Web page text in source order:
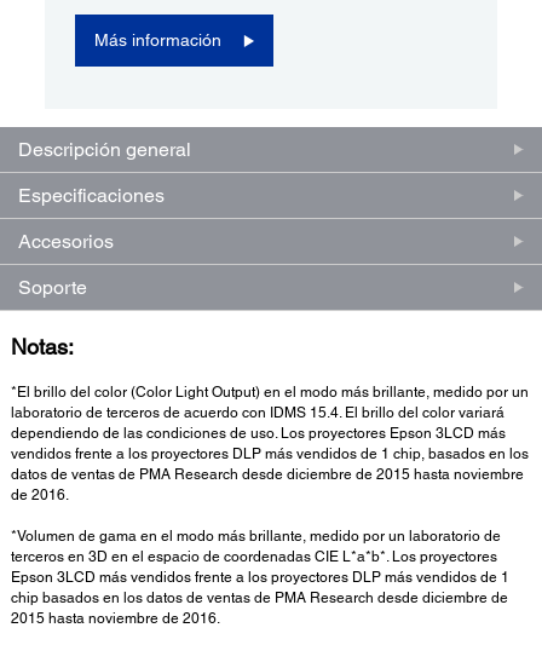
Más información
Descripción general
Especificaciones
Accesorios
Soporte
Notas:
*El brillo del color (Color Light Output) en el modo más brillante, medido por un
laboratorio de terceros de acuerdo con IDMS 15.4. El brillo del color variará
dependiendo de las condiciones de uso. Los proyectores Epson 3LCD más
vendidos frente a los proyectores DLP más vendidos de 1 chip, basados en los
datos de ventas de PMA Research desde diciembre de 2015 hasta noviembre
de 2016.
*Volumen de gama en el modo más brillante, medido por un laboratorio de
terceros en 3D en el espacio de coordenadas CIE L*a*b*. Los proyectores
Epson 3LCD más vendidos frente a los proyectores DLP más vendidos de 1
chip basados en los datos de ventas de PMA Research desde diciembre de
2015 hasta noviembre de 2016.